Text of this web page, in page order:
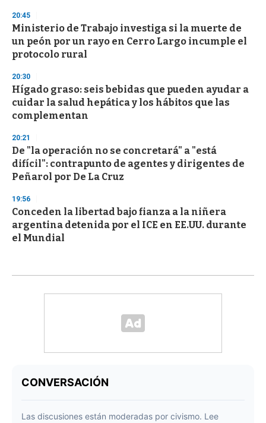
20:45
Ministerio de Trabajo investiga si la muerte de
un peón por un rayo en Cerro Largo incumple el
protocolo rural
20:30
Hígado graso: seis bebidas que pueden ayudar a
cuidar la salud hepática y los hábitos que las
complementan
20:21
De "la operación no se concretará" a "está
difícil": contrapunto de agentes y dirigentes de
Peñarol por De La Cruz
19:56
Conceden la libertad bajo fianza a la niñera
argentina detenida por el ICE en EE.UU. durante
el Mundial